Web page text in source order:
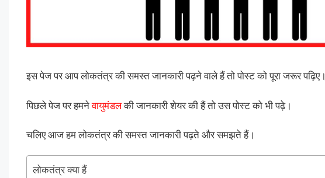
इस पेज पर आप लोकतंत्र की समस्त जानकारी पढ़ने वाले हैं तो पोस्ट को पूरा जरूर पढ़िए।
पिछले पेज पर हमनेवायुमंडलकी जानकारी शेयर की हैं तो उस पोस्ट को भी पढ़े।
चलिए आज हम लोकतंत्र की समस्त जानकारी पढ़ते और समझते हैं।
लोकतंत्र क्या हैं